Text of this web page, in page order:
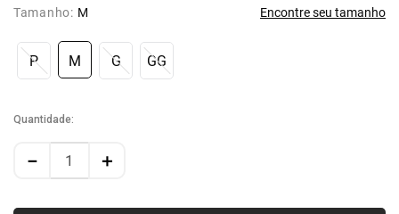
Tamanho: M Encontre seu tamanho
P M G GG
Quantidade
＋
－